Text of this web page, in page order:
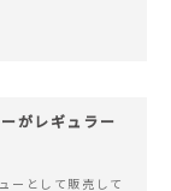
がレギュラー
ーとして販売して